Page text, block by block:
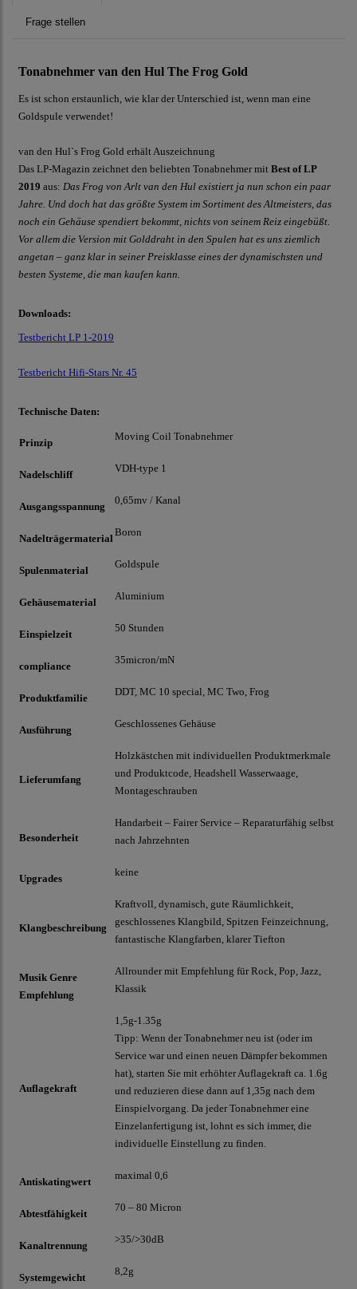
Frage stellen
Tonabnehmer van den Hul The Frog Gold
Es ist schon erstaunlich, wie klar der Unterschied ist, wenn man eine
Goldspule verwendet!
van den Hul`s Frog Gold erhält Auszeichnung
Das LP-Magazin zeichnet den beliebten Tonabnehmer mit Best of LP
2019 aus: Das Frog von Arlt van den Hul existiert ja nun schon ein paar
Jahre. Und doch hat das größte System im Sortiment des Altmeisters, das
noch ein Gehäuse spendiert bekommt, nichts von seinem Reiz eingebüßt.
Vor allem die Version mit Golddraht in den Spulen hat es uns ziemlich
angetan – ganz klar in seiner Preisklasse eines der dynamischsten und
besten Systeme, die man kaufen kann.
Downloads:
Testbericht LP 1-2019
Testbericht Hifi-Stars Nr. 45
Technische Daten:
Prinzip
Moving Coil Tonabnehmer
Nadelschliff
VDH-type 1
Ausgangsspannung
0,65mv / Kanal
Nadelträgermaterial
Boron
Spulenmaterial
Goldspule
Gehäusematerial
Aluminium
Einspielzeit
50 Stunden
compliance
35micron/mN
Produktfamilie
DDT, MC 10 special, MC Two, Frog
Ausführung
Geschlossenes Gehäuse
Lieferumfang
Holzkästchen mit individuellen Produktmerkmale
und Produktcode, Headshell Wasserwaage,
Montageschrauben
Besonderheit
Handarbeit – Fairer Service – Reparaturfähig selbst
nach Jahrzehnten
Upgrades
keine
Klangbeschreibung
Kraftvoll, dynamisch, gute Räumlichkeit,
geschlossenes Klangbild, Spitzen Feinzeichnung,
fantastische Klangfarben, klarer Tiefton
Musik Genre
Empfehlung
Allrounder mit Empfehlung für Rock, Pop, Jazz,
Klassik
Auflagekraft
1,5g-1.35g
Tipp: Wenn der Tonabnehmer neu ist (oder im
Service war und einen neuen Dämpfer bekommen
hat), starten Sie mit erhöhter Auflagekraft ca. 1.6g
und reduzieren diese dann auf 1,35g nach dem
Einspielvorgang. Da jeder Tonabnehmer eine
Einzelanfertigung ist, lohnt es sich immer, die
individuelle Einstellung zu finden.
Antiskatingwert
maximal 0,6
Abtestfähigkeit
70 – 80 Micron
Kanaltrennung
>35/>30dB
Systemgewicht
8,2g